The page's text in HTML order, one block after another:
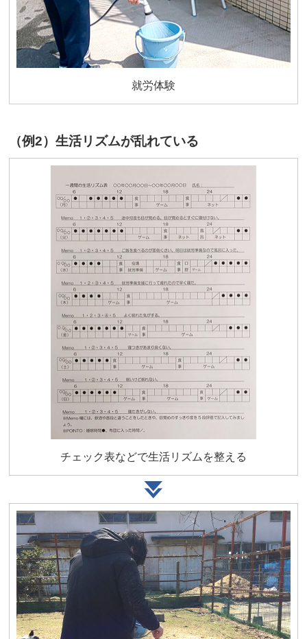
就労体験
（例2）生活リズムが乱れている
チェック表などで生活リズムを整える